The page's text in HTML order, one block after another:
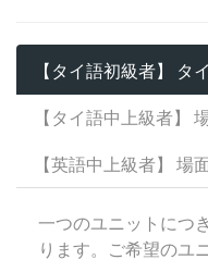
【タイ語初級者】 タ
【タイ語中上級者】
【英語中上級者】 場
一つのユニットにつ
ります。ご希望のユ